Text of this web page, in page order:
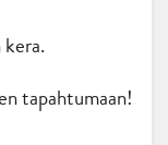
tapahtumaan!